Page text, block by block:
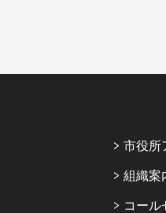
市役所
組織案
コール